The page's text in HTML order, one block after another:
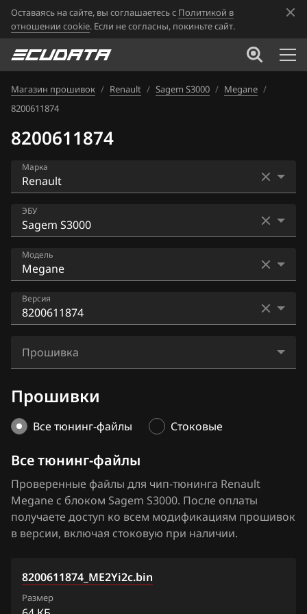
Оставаясь на сайте, вы соглашаетесь с Политикой в
отношении cookie. Если не согласны, покиньте сайт.
Магазин прошивок / Renault / Sagem S3000 / Megane /
8200611874
8200611874
Марка
Acura
Alfa Romeo
ATLAS
BAIC
Bentley
BMW
Brilliance
Cadillac
Changan
Chenglong
Chevrolet
ЭБУ
Bosch EDC16CP33
Bosch EDC17C11
Bosch EDC17C42
Bosch MD1CS006
Hitachi SH70xx
Sagem S3000
Siemens EMS 3110
Siemens EMS 3120
Siemens EMS 3130
Siemens EMS 3132
Модель
Clio
Kangoo
Laguna
Scenic
Trafic
Версия
8200308736
8200321275
8200321355
8200351463
8200353474
8200364101
Прошивка
8200611874_SE4.bin
Прошивки
Все тюнинг-файлы Стоковые
Все тюнинг-файлы
Проверенные файлы для чип-тюнинга Renault
Megane с блоком Sagem S3000. После оплаты
получаете доступ ко всем модификациям прошивок
в версии, включая стоковую при наличии.
8200611874_ME2Yi2c.bin
Размер